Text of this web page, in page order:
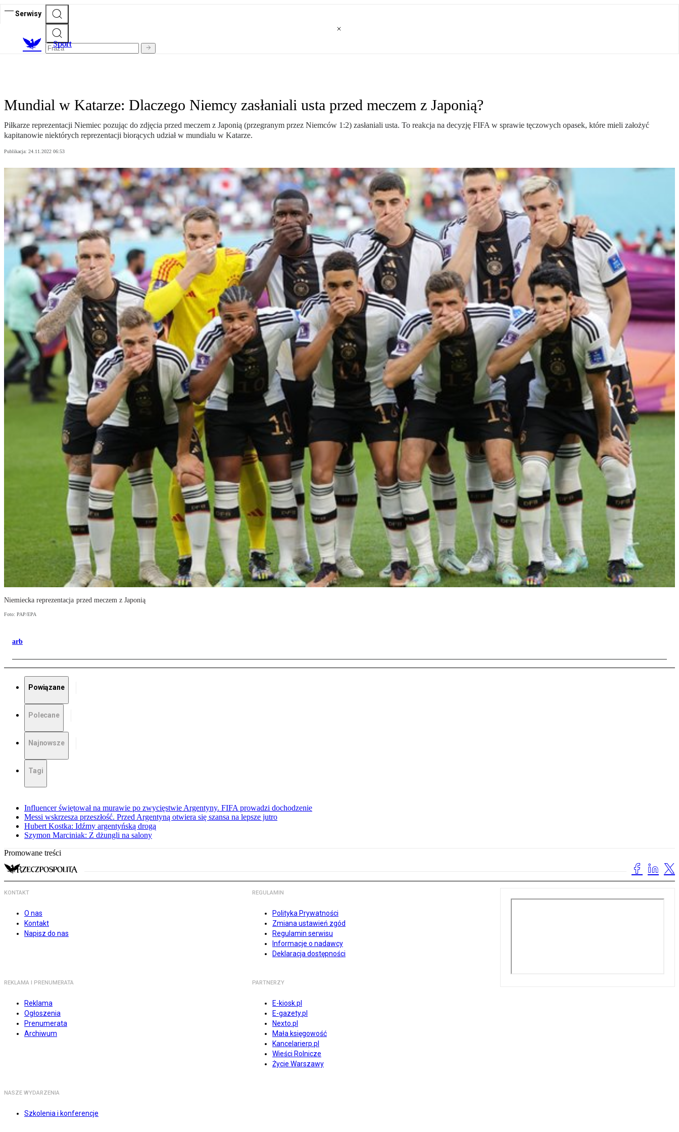
Serwisy
Sport
Mundial w Katarze: Dlaczego Niemcy zasłaniali usta przed meczem z Japonią?
Piłkarze reprezentacji Niemiec pozując do zdjęcia przed meczem z Japonią (przegranym przez Niemców 1:2) zasłaniali usta. To reakcja na decyzję FIFA w sprawie tęczowych opasek, które mieli założyć
kapitanowie niektórych reprezentacji biorących udział w mundialu w Katarze.
Publikacja: 24.11.2022 06:53
Niemiecka reprezentacja przed meczem z Japonią
Foto: PAP/EPA
arb
Powiązane
Polecane
Najnowsze
Tagi
Influencer świętował na murawie po zwycięstwie Argentyny. FIFA prowadzi dochodzenie
Messi wskrzesza przeszłość. Przed Argentyną otwiera się szansa na lepsze jutro
Hubert Kostka: Idźmy argentyńską drogą
Szymon Marciniak: Z dżungli na salony
Promowane treści
KONTAKT
O nas
Kontakt
Napisz do nas
REGULAMIN
Polityka Prywatności
Zmiana ustawień zgód
Regulamin serwisu
Informacje o nadawcy
Deklaracja dostępności
REKLAMA I PRENUMERATA
Reklama
Ogłoszenia
Prenumerata
Archiwum
PARTNERZY
E-kiosk.pl
E-gazety.pl
Nexto.pl
Mała księgowość
Kancelarierp.pl
Wieści Rolnicze
Życie Warszawy
NASZE WYDARZENIA
Szkolenia i konferencje